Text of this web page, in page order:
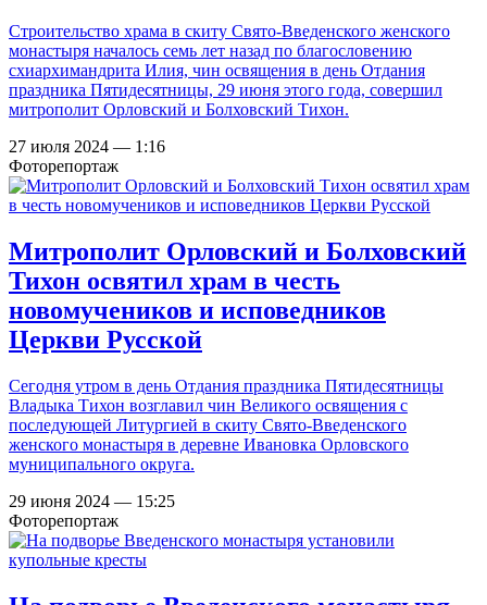
Строительство храма в скиту Свято-Введенского женского
монастыря началось семь лет назад по благословению
схиархимандрита Илия, чин освящения в день Отдания
праздника Пятидесятницы, 29 июня этого года, совершил
митрополит Орловский и Болховский Тихон.
27 июля 2024 — 1:16
Фоторепортаж
Митрополит Орловский и Болховский
Тихон освятил храм в честь
новомучеников и исповедников
Церкви Русской
Сегодня утром в день Отдания праздника Пятидесятницы
Владыка Тихон возглавил чин Великого освящения с
последующей Литургией в скиту Свято-Введенского
женского монастыря в деревне Ивановка Орловского
муниципального округа.
29 июня 2024 — 15:25
Фоторепортаж